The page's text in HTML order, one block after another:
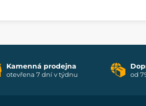
Kamenná prodejna
otevřena 7 dní v týdnu od